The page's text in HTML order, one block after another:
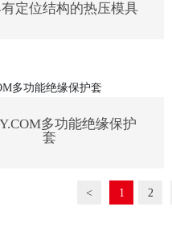
定位结构的热压模具
多功能绝缘保护
套
< 1 2